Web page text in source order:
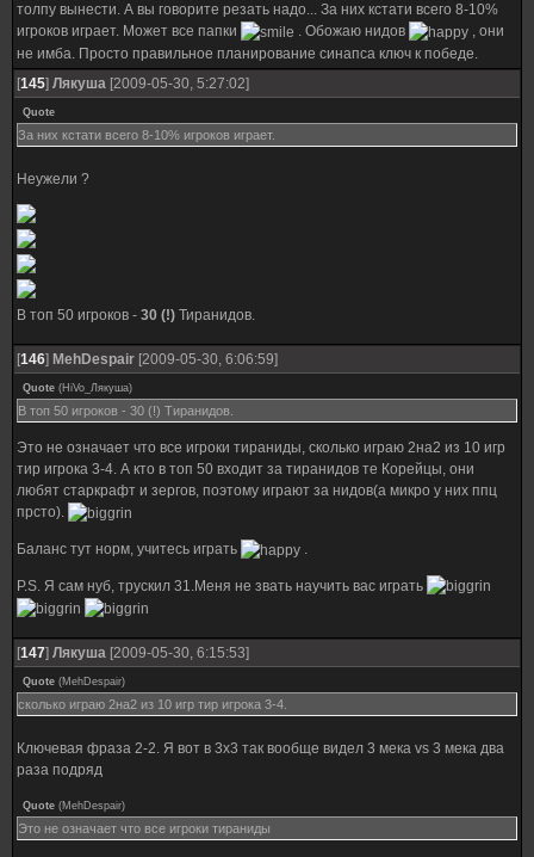
толпу вынести. А вы говорите резать надо... За них кстати всего 8-10%
игроков играет. Может все папки
. Обожаю нидов
, они
не имба. Просто правильное планирование синапса ключ к победе.
[145] Лякуша [2009-05-30, 5:27:02]
Quote
За них кстати всего 8-10% игроков играет.
Неужели ?
В топ 50 игроков - 30 (!) Тиранидов.
[146] MehDespair [2009-05-30, 6:06:59]
Quote (HiVo_Лякуша)
В топ 50 игроков - 30 (!) Тиранидов.
Это не означает что все игроки тираниды, сколько играю 2на2 из 10 игр
тир игрока 3-4. А кто в топ 50 входит за тиранидов те Корейцы, они
любят старкрафт и зергов, поэтому играют за нидов(а микро у них ппц
прсто).
Баланс тут норм, учитесь играть .
P.S. Я сам нуб, трускил 31.Меня не звать научить вас играть
[147] Лякуша [2009-05-30, 6:15:53]
Quote (MehDespair)
сколько играю 2на2 из 10 игр тир игрока 3-4.
Ключевая фраза 2-2. Я вот в 3х3 так вообще видел 3 мека vs 3 мека два
раза подряд
Quote (MehDespair)
Это не означает что все игроки тираниды